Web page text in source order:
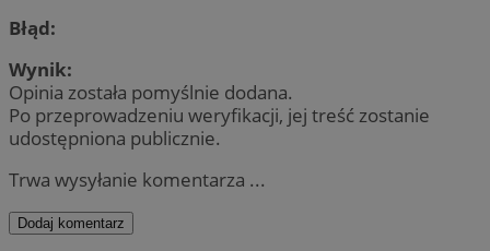
Błąd:
Wynik:
Opinia została pomyślnie dodana.
Po przeprowadzeniu weryfikacji, jej treść zostanie
udostępniona publicznie.
Trwa wysyłanie komentarza ...
Dodaj komentarz